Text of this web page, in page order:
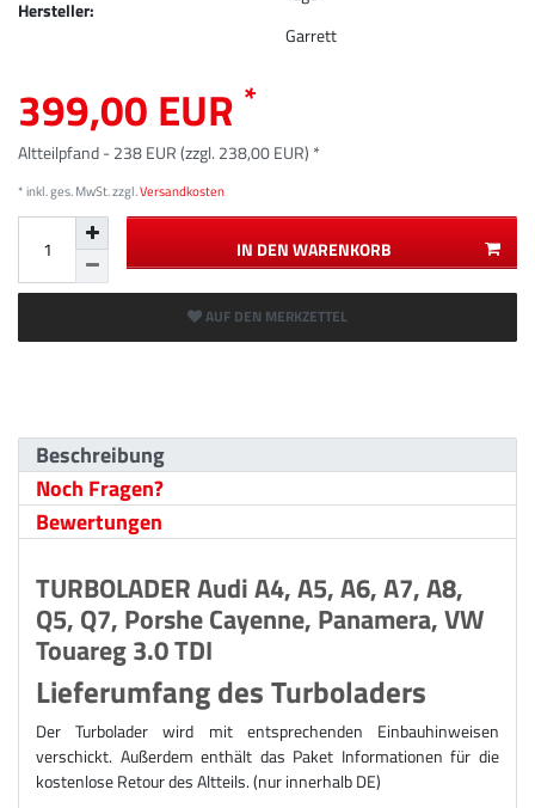
Hersteller:
Garrett
399,00 EUR *
Altteilpfand - 238 EUR (zzgl. 238,00 EUR) *
* inkl. ges. MwSt. zzgl.Versandkosten
IN DEN WARENKORB
AUF DEN MERKZETTEL
Beschreibung
Noch Fragen?
Bewertungen
TURBOLADER Audi A4, A5, A6, A7, A8,
Q5, Q7, Porshe Cayenne, Panamera, VW
Touareg 3.0 TDI
Lieferumfang des Turboladers
Der Turbolader wird mit entsprechenden Einbauhinweisen
verschickt. Außerdem enthält das Paket Informationen für die
kostenlose Retour des Altteils. (nur innerhalb DE)